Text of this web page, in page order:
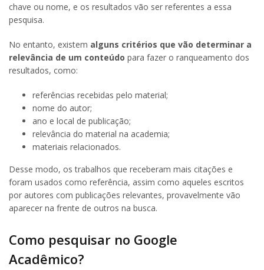
chave ou nome, e os resultados vão ser referentes a essa
pesquisa.
No entanto, existem alguns critérios que vão determinar a
relevância de um conteúdo para fazer o ranqueamento dos
resultados, como:
referências recebidas pelo material;
nome do autor;
ano e local de publicação;
relevância do material na academia;
materiais relacionados.
Desse modo, os trabalhos que receberam mais citações e
foram usados como referência, assim como aqueles escritos
por autores com publicações relevantes, provavelmente vão
aparecer na frente de outros na busca.
Como pesquisar no Google
Acadêmico?